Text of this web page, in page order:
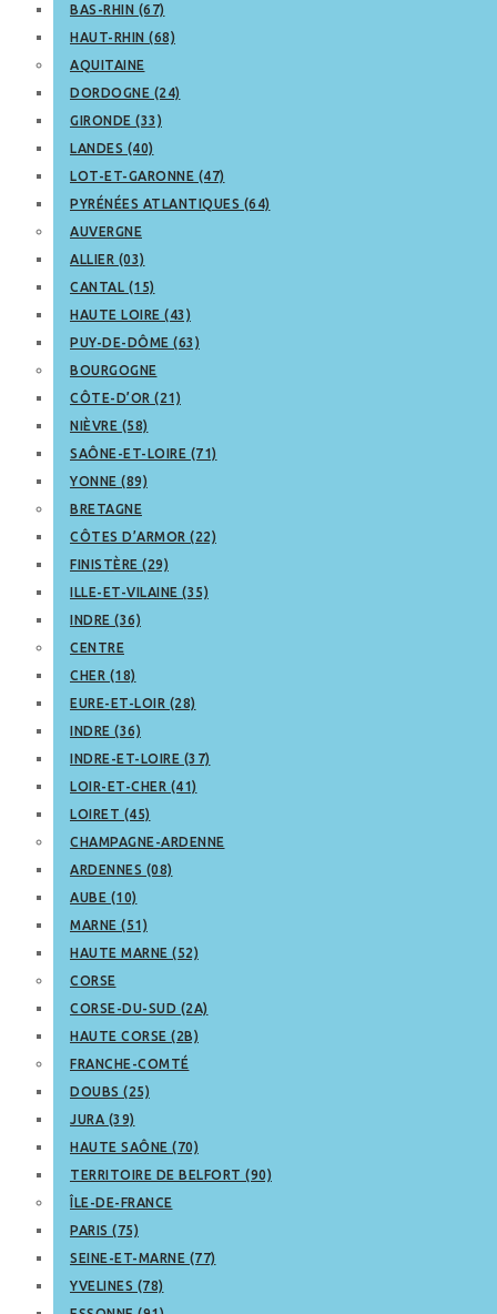
BAS-RHIN (67)
HAUT-RHIN (68)
AQUITAINE
DORDOGNE (24)
GIRONDE (33)
LANDES (40)
LOT-ET-GARONNE (47)
PYRÉNÉES ATLANTIQUES (64)
AUVERGNE
ALLIER (03)
CANTAL (15)
HAUTE LOIRE (43)
PUY-DE-DÔME (63)
BOURGOGNE
CÔTE-D’OR (21)
NIÈVRE (58)
SAÔNE-ET-LOIRE (71)
YONNE (89)
BRETAGNE
CÔTES D’ARMOR (22)
FINISTÈRE (29)
ILLE-ET-VILAINE (35)
INDRE (36)
CENTRE
CHER (18)
EURE-ET-LOIR (28)
INDRE (36)
INDRE-ET-LOIRE (37)
LOIR-ET-CHER (41)
LOIRET (45)
CHAMPAGNE-ARDENNE
ARDENNES (08)
AUBE (10)
MARNE (51)
HAUTE MARNE (52)
CORSE
CORSE-DU-SUD (2A)
HAUTE CORSE (2B)
FRANCHE-COMTÉ
DOUBS (25)
JURA (39)
HAUTE SAÔNE (70)
TERRITOIRE DE BELFORT (90)
ÎLE-DE-FRANCE
PARIS (75)
SEINE-ET-MARNE (77)
YVELINES (78)